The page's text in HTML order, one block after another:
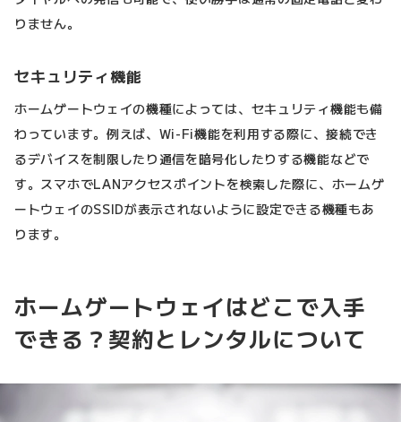
りません。
セキュリティ機能
ホームゲートウェイの機種によっては、セキュリティ機能も備
わっています。例えば、Wi-Fi機能を利用する際に、接続でき
るデバイスを制限したり通信を暗号化したりする機能などで
す。スマホでLANアクセスポイントを検索した際に、ホームゲ
ートウェイのSSIDが表示されないように設定できる機種もあ
ります。
ホームゲートウェイはどこで入手
できる？契約とレンタルについて